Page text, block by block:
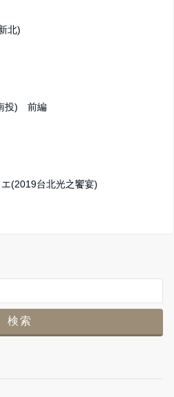
北)
投) 前編
(2019台北光之饗宴)